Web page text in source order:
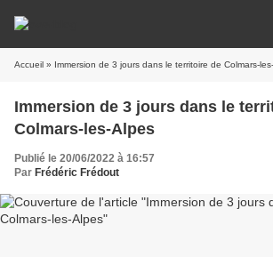
Accueil » Immersion de 3 jours dans le territoire de Colmars-
Immersion de 3 jours dans le
Colmars-les-Alpes
Publié le 20/06/2022 à 16:57
Par Frédéric Frédout